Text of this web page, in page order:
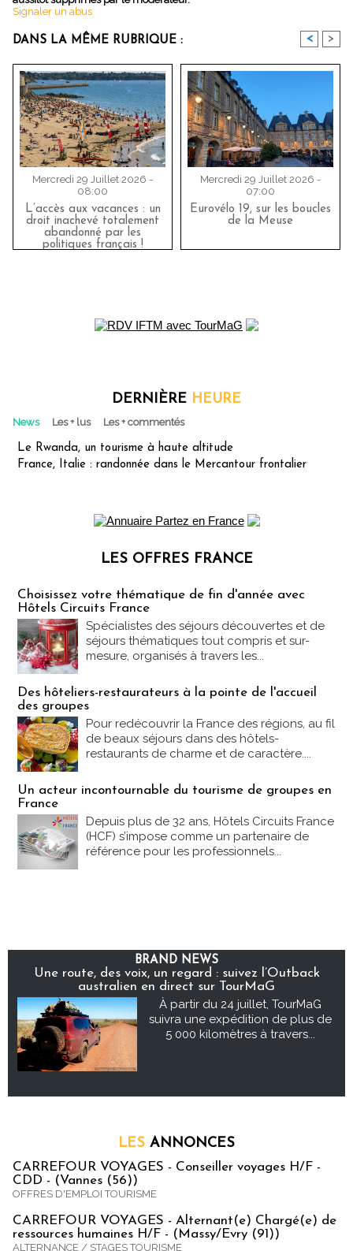
Signaler un abus
DANS LA MÊME RUBRIQUE : < >
Mercredi 29 Juillet 2026 -
08:00
L’accès aux vacances : un
droit inachevé totalement
abandonné par les
politiques français !
Mercredi 29 Juillet 2026 -
07:00
Eurovélo 19, sur les boucles
de la Meuse
DERNIÈRE HEURE
News Les + lus Les + commentés
Le Rwanda, un tourisme à haute altitude
France, Italie : randonnée dans le Mercantour frontalier
LES OFFRES FRANCE
Choisissez votre thématique de fin d'année avec
Hôtels Circuits France
Spécialistes des séjours découvertes et de
séjours thématiques tout compris et sur-
mesure, organisés à travers les...
Des hôteliers-restaurateurs à la pointe de l'accueil
des groupes
Pour redécouvrir la France des régions, au fil
de beaux séjours dans des hôtels-
restaurants de charme et de caractère....
Un acteur incontournable du tourisme de groupes en
France
Depuis plus de 32 ans, Hôtels Circuits France
(HCF) s’impose comme un partenaire de
référence pour les professionnels...
BRAND NEWS
Une route, des voix, un regard : suivez l’Outback
australien en direct sur TourMaG
À partir du 24 juillet, TourMaG
suivra une expédition de plus de
5 000 kilomètres à travers...
LES ANNONCES
CARREFOUR VOYAGES - Conseiller voyages H/F -
CDD - (Vannes (56))
OFFRES D'EMPLOI TOURISME
CARREFOUR VOYAGES - Alternant(e) Chargé(e) de
ressources humaines H/F - (Massy/Evry (91))
ALTERNANCE / STAGES TOURISME